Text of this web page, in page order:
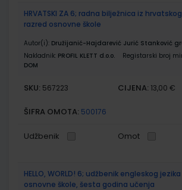
HRVATSKI ZA 6; radna bilježnica iz
razred osnovne škole
Autor(i): Družijanić-Hajdarević Jurić Stanković
Nakladnik: PROFIL KLETT d.o.o. Registarski broj
DOM
SKU: 567223 CIJENA: 13,00 €
ŠIFRA OMOTA: 500176
Udžbenik Omot
HELLO, WORLD! 6; udžbenik engleskog
osnovne škole, šesta godina učenja